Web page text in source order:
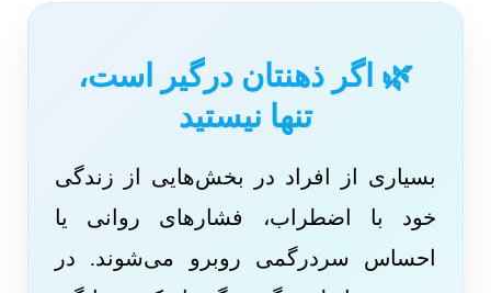
🌿 اگر ذهنتان درگیر است،
تنها نیستید
بسیاری از افراد در بخش‌هایی از زندگی
خود با اضطراب، فشارهای روانی یا
احساس سردرگمی روبرو می‌شوند. در